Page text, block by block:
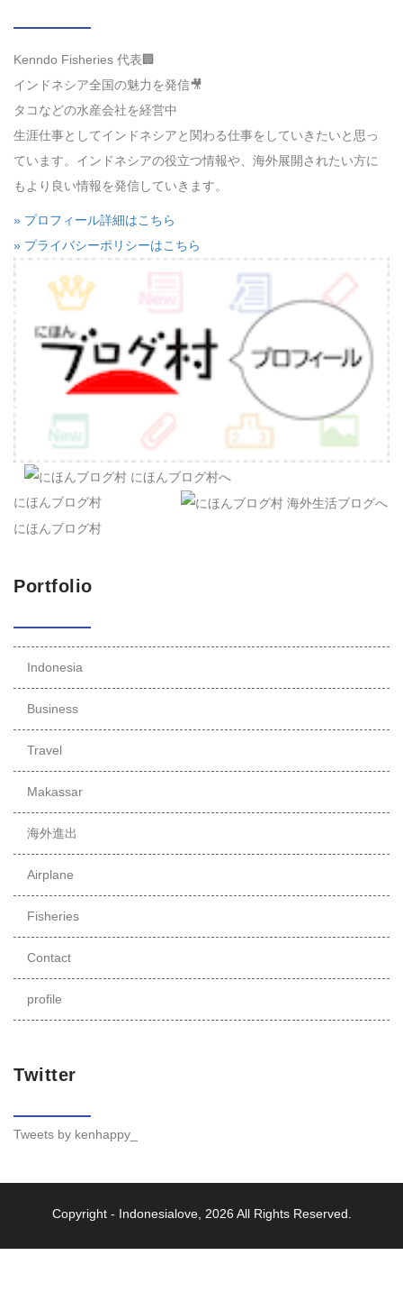
Kenndo Fisheries 代表🏢
インドネシア全国の魅力を発信🎥
タコなどの水産会社を経営中
生涯仕事としてインドネシアと関わる仕事をしていきたいと思っ
ています。インドネシアの役立つ情報や、海外展開されたい方に
もより良い情報を発信していきます。
» プロフィール詳細はこちら
» プライバシーポリシーはこちら
にほんブログ村
にほんブログ村
Portfolio
Indonesia
Business
Travel
Makassar
海外進出
Airplane
Fisheries
Contact
profile
Twitter
Tweets by kenhappy_
Copyright - Indonesialove, 2026 All Rights Reserved.